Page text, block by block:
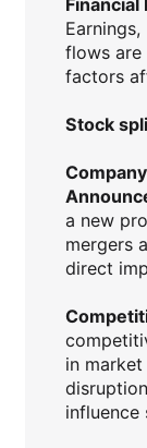
Financial
flows
factors
Stock
a new
mergers
direct
in
influence